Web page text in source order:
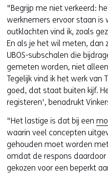
"Begrijp me niet verkeerd:
werknemers ervoor staan is
outklachten vind ik, zoals
En als je het wil meten, dan
UBOS-subschalen die
gemeten worden, niet
Tegelijk vind ik het werk van
goed, dat staat buiten kijf.
registeren', benadrukt
"Het lastige is dat bij een
waarin veel concepten
gehouden moet worden
omdat de respons
gekozen voor een beperkt